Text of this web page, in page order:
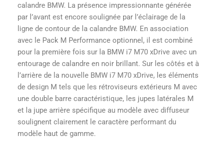
calandre BMW. La présence impressionnante générée
par l’avant est encore soulignée par l’éclairage de la
ligne de contour de la calandre BMW. En association
avec le Pack M Performance optionnel, il est combiné
pour la première fois sur la BMW i7 M70 xDrive avec un
entourage de calandre en noir brillant. Sur les côtés et à
l’arrière de la nouvelle BMW i7 M70 xDrive, les éléments
de design M tels que les rétroviseurs extérieurs M avec
une double barre caractéristique, les jupes latérales M
et la jupe arrière spécifique au modèle avec diffuseur
soulignent clairement le caractère performant du
modèle haut de gamme.